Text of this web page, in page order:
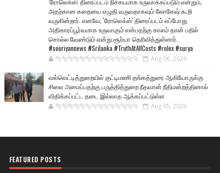
அதற்கான கதையை எழுதி வருவதாகவும் லோகேஷ் கூறி
வருகின்றார். எனவே, 'ரோலெக்ஸ்' திரைப்படம் எப்போது
அதிகாரப்பூர்வமாக உருவாகும் என்பதற்கு காலம் தான் பதில்
சொல்ல வேண்டும் என்று சூர்யா தெரிவித்துள்ளார்.
#sooriyannews #Srilanka #TruthAtAllCosts #rolex #surya
🐅🐅🐅🐅🐅🐅🐆🐆🐆🐆🐆🐆🐆🐆 Aug 06, 2026
வல்வெட்டித்துறையில் குட்டிமணி தங்கத்துரை ஆகியோருக்கு
சிலை அமைப்பதற்கு பருத்தித்துறை நீதவான் நீதிமன்றத்தினால்
விதிக்கப்பட்ட தடை இல்லாத ஆக்கப்பட்டுள்ள
🐅🐅🐅🐅🐅🐅🐆🐆🐆🐆🐆🐆🐆🐆 Aug 05, 2026
FEATURED POSTS